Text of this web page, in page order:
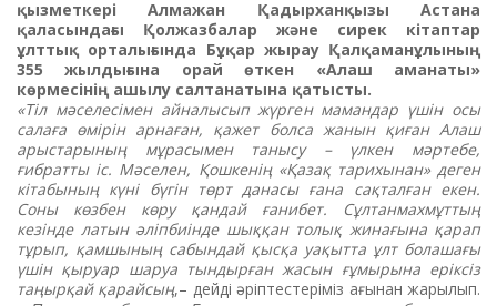
қызметкері Алмажан Қадырханқызы Астана
қаласындағы Қолжазбалар және сирек кітаптар
ұлттық орталығында Бұқар жырау Қалқаманұлының
355 жылдығына орай өткен «Алаш аманаты»
көрмесінің ашылу салтанатына қатысты.
«Тіл мәселесімен айналысып жүрген мамандар үшін осы
салаға өмірін арнаған, қажет болса жанын қиған Алаш
арыстарының мұрасымен танысу – үлкен мәртебе,
ғибратты іс. Мәселен, Қошкенің «Қазақ тарихынан» деген
кітабының күні бүгін төрт данасы ғана сақталған екен.
Соны көзбен көру қандай ғанибет. Сұлтанмахмұттың
кезінде латын әліпбиінде шыққан толық жинағына қарап
тұрып, қамшының сабындай қысқа уақытта ұлт болашағы
үшін қыруар шаруа тындырған жасын ғұмырына еріксіз
таңырқай қарайсың,– дейді әріптестеріміз ағынан жарылып.